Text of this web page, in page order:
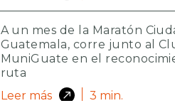
A un mes de la Maratón
Guatemala, corre junto al
MuniGuate en el
ruta
Leer más
3 min.